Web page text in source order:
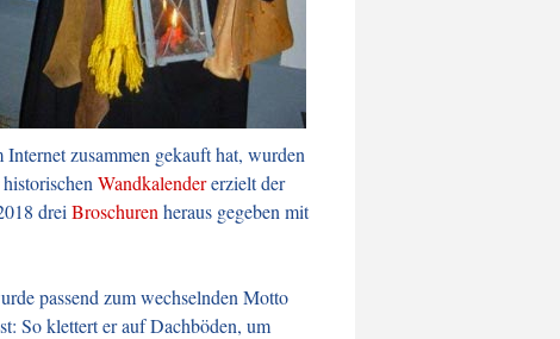
zusammen gekauft hat, wurden
Wandkalendererzielt der
drei Broschuren heraus gegeben mit
passend zum wechselnden Motto
So klettert er auf Dachböden, um